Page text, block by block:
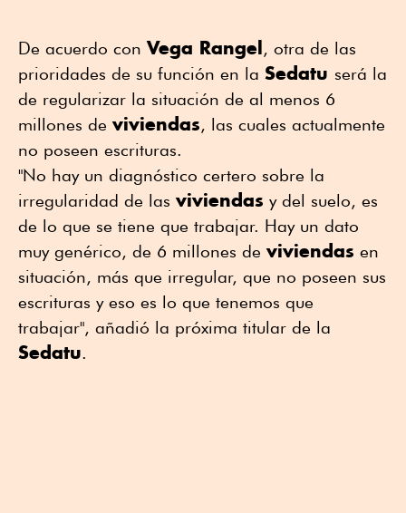
De acuerdo conVega Rangel, otra de las
prioridades de su función en la Sedatu será la
de regularizar la situación de al menos 6
millones de viviendas, las cuales actualmente
no poseen escrituras.
"No hay un diagnóstico certero sobre la
irregularidad de las viviendas y del suelo, es
de lo que se tiene que trabajar. Hay un dato
muy genérico, de 6 millones de viviendas en
situación, más que irregular, que no poseen sus
escrituras y eso es lo que tenemos que
trabajar", añadió la próxima titular de la
Sedatu.